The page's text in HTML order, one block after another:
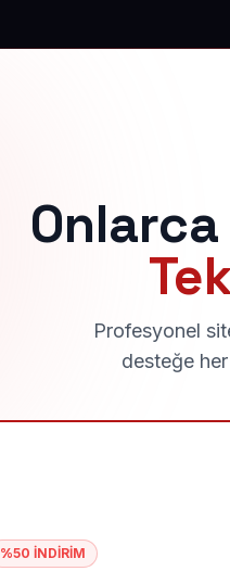
Profesyonel
desteğe
%50 İNDİRİM